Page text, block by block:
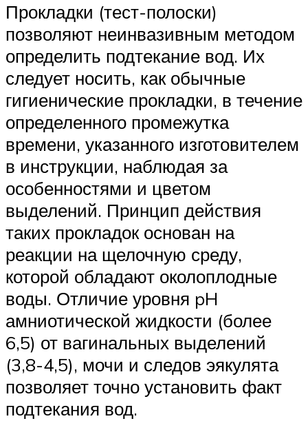
Прокладки (тест-полоски)
позволяют неинвазивным методом
определить подтекание вод. Их
следует носить, как обычные
гигиенические прокладки, в течение
определенного промежутка
времени, указанного изготовителем
в инструкции, наблюдая за
особенностями и цветом
выделений. Принцип действия
таких прокладок основан на
реакции на щелочную среду,
которой обладают околоплодные
воды. Отличие уровня pH
амниотической жидкости (более
6,5) от вагинальных выделений
(3,8-4,5), мочи и следов эякулята
позволяет точно установить факт
подтекания вод.